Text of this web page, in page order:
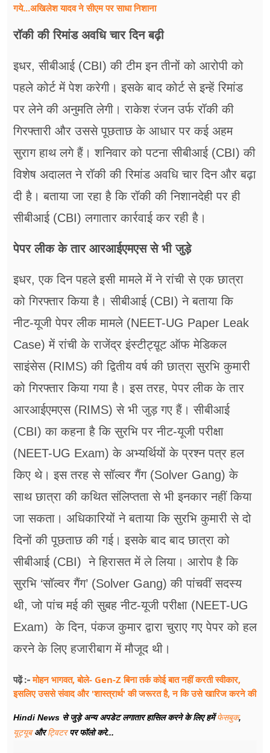
गये...अखिलेश यादव ने सीएम पर साधा​ निशाना
रॉकी की रिमांड अवधि चार दिन बढ़ी
इधर, सीबीआई (CBI) की टीम इन तीनों को आरोपी को
पहले कोर्ट में पेश करेगी। इसके बाद कोर्ट से इन्हें रिमांड
पर लेने की अनुमति लेगी। राकेश रंजन उर्फ रॉकी की
गिरफ्तारी और उससे पूछताछ के आधार पर कई अहम
सुराग हाथ लगे हैं। शनिवार को पटना सीबीआई (CBI) की
विशेष अदालत ने रॉकी की रिमांड अवधि चार दिन और बढ़ा
दी है। बताया जा रहा है कि रॉकी की निशानदेही पर ही
सीबीआई (CBI) लगातार कार्रवाई कर रही है।
पेपर लीक के तार आरआईएमएस से भी जुड़े
इधर, एक दिन पहले इसी मामले में ने रांची से एक छात्रा
को गिरफ्तार किया है। सीबीआई (CBI) ने बताया कि
नीट-यूजी पेपर लीक मामले (NEET-UG Paper Leak
Case) में रांची के राजेंद्र इंस्टीट्य़ूट ऑफ मेडिकल
साइंसेस (RIMS) की द्वितीय वर्ष की छात्रा सुरभि कुमारी
को गिरफ्तार किया गया है। इस तरह, पेपर लीक के तार
आरआईएमएस (RIMS) से भी जुड़ गए हैं। सीबीआई
(CBI) का कहना है कि सुरभि पर नीट-यूजी परीक्षा
(NEET-UG Exam) के अभ्यर्थियों के प्रश्न पत्र हल
किए थे। इस तरह से सॉल्वर गैंग (Solver Gang) के
साथ छात्रा की कथित संलिप्तता से भी इनकार नहीं किया
जा सकता। अधिकारियों ने बताया कि सुरभि कुमारी से दो
दिनों की पूछताछ की गई। इसके बाद बाद छात्रा को
सीबीआई (CBI) ने हिरासत में ले लिया। आरोप है कि
सुरभि ‘सॉल्वर गैंग’ (Solver Gang) की पांचवीं सदस्य
थी, जो पांच मई की सुबह नीट-यूजी परीक्षा (NEET-UG
Exam) के दिन, पंकज कुमार द्वारा चुराए गए पेपर को हल
करने के लिए हजारीबाग में मौजूद थी।
पढ़ें :-मोहन भागवत, बोले- Gen-Z बिना तर्क कोई बात नहीं करती स्वीकार,
इसलिए उससे संवाद और 'शास्त्रार्थ' की जरूरत है, न कि उसे खारिज करने की
Hindi News से जुड़े अन्य अपडेट लगातार हासिल करने के लिए हमेंफेसबुक,
यूट्यूबऔरट्विटरपर फॉलो करे...